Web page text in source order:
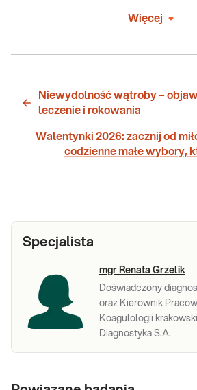
Więcej
Niewydolność wątroby –
leczenie i rokowania
Walentynki 2026: zacznij od
codzienne małe wybory,
Specjalista
mgr Renata Grzelik
Doświadczony
oraz Kierownik
Koagulologii
Diagnostyka S.A.